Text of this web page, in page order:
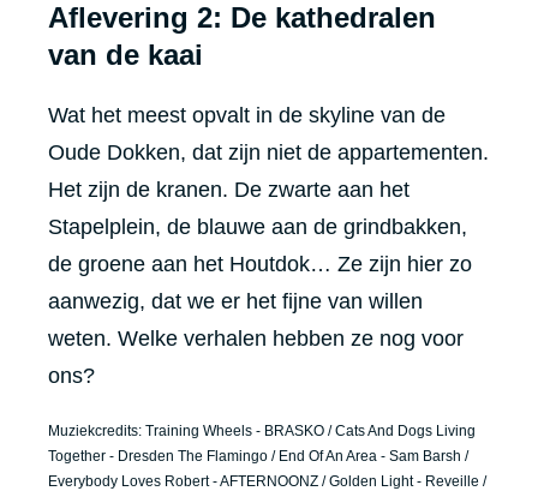
Aflevering 2: De kathedralen
van de kaai
Wat het meest opvalt in de skyline van de
Oude Dokken, dat zijn niet de appartementen.
Het zijn de kranen. De zwarte aan het
Stapelplein, de blauwe aan de grindbakken,
de groene aan het Houtdok… Ze zijn hier zo
aanwezig, dat we er het fijne van willen
weten. Welke verhalen hebben ze nog voor
ons?
Muziekcredits: Training Wheels - BRASKO / Cats And Dogs Living
Together - Dresden The Flamingo / End Of An Area - Sam Barsh /
Everybody Loves Robert - AFTERNOONZ / Golden Light - Reveille /